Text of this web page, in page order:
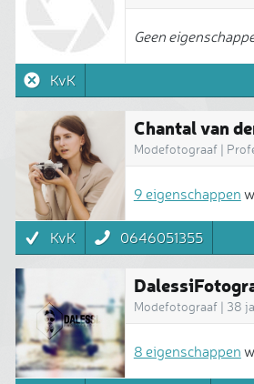
Geen
KvK
Chantal van
Modefotograaf |
9 eigenschappen
KvK 0646051355
Modefotograaf | 38
8 eigenschappen